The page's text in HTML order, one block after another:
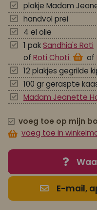
plakje Madam
handvol prei
4 el olie
1 pakSandhia's Roti
of Roti Choti of
12 plakjes gegrilde
100 gr geraspte
Madam Jeanette
voeg toe op mijn
voeg toe in
E-mail,